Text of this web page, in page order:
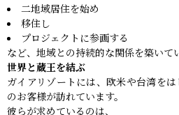
二地域居住を始め
移住し
プロジェクトに参画する
など、地域との持続的な関係を築いて
世界と蔵王を結ぶ
ガイアリゾートには、欧米や台湾を
のお客様が訪れています。
彼らが求めているのは、